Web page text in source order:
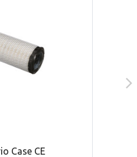
Case CE